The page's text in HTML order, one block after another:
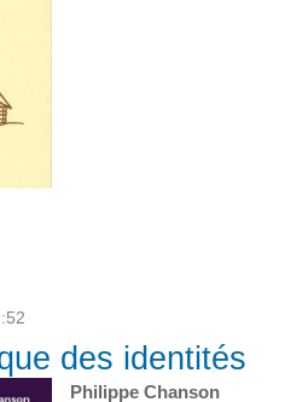
des identités
Philippe Chanson